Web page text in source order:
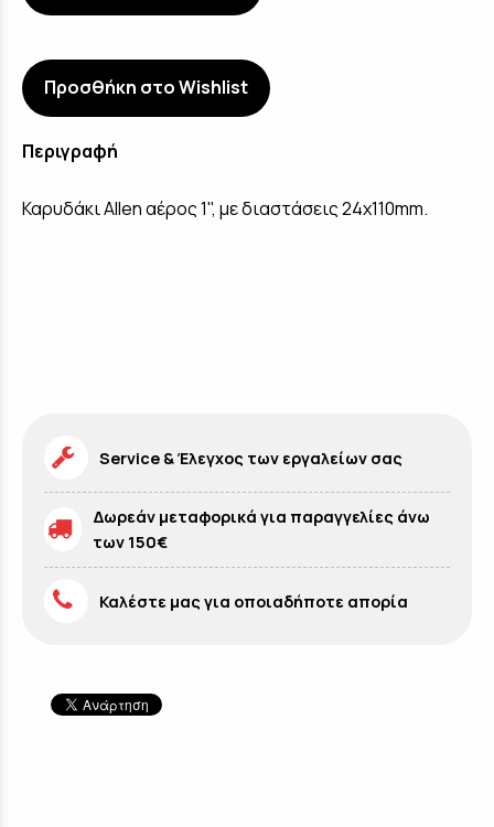
Προσθήκη στο Wishlist
Περιγραφή
Καρυδάκι Allen αέρος 1", με διαστάσεις 24x110mm.
Service & Έλεγχος των εργαλείων σας
Δωρεάν μεταφορικά για παραγγελίες άνω
των 150€
Καλέστε μας για οποιαδήποτε απορία